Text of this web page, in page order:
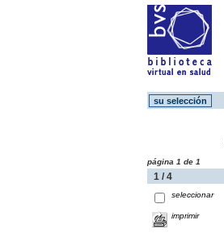
página 1 de 1
1 / 4
seleccionar
imprimir